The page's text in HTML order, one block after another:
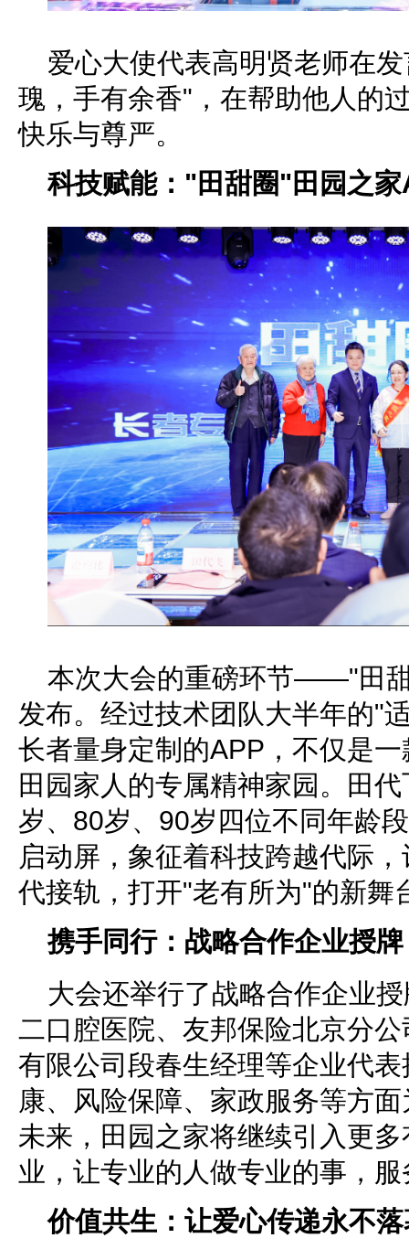
爱心大使代表高明贤老师在
瑰，手有余香"，在帮助他人的
快乐与尊严。
科技赋能："田甜圈"田园之
本次大会的重磅环节——"田
发布。经过技术团队大半年的"
长者量身定制的APP，不仅是
田园家人的专属精神家园。田
岁、80岁、90岁四位不同年龄
启动屏，象征着科技跨越代际
代接轨，打开"老有所为"的新舞
携手同行：战略合作企业授牌
大会还举行了战略合作企业
二口腔医院、友邦保险北京分
有限公司段春生经理等企业代
康、风险保障、家政服务等方
未来，田园之家将继续引入更
业，让专业的人做专业的事，
价值共生：让爱心传递永不